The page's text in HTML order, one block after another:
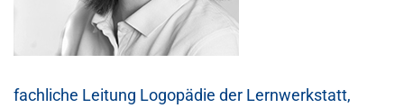
fachliche Leitung Logopädie der Lernwerkstatt,